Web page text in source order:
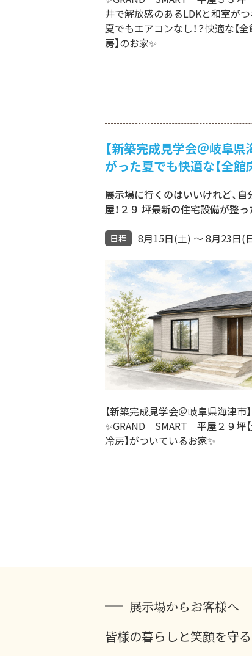
井で解放感のあるLDKと和室が
夏でもエアコンなし！？快適な【
房】のお家✨
【新築完成見学会＠岐阜
がった夏でも快適な【全館
展示場に行くのはいいけれど、
屋！２９ 坪最新の住宅設備が整
日程 8月15日(土) ～ 8月23日(
【新築完成見学会＠岐阜県海津市】
✨GRAND SMART 平屋２９坪
冷房】がついているお家✨
展示場からお客様へ
皆様の暮らしと笑顔を守